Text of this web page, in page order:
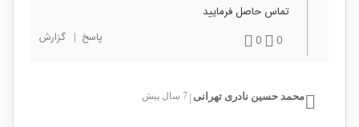
تماس حاصل فرمایید
0
0 پاسخ | گزارش
محمد حسین نادری تهرانی | 7 سال پیش